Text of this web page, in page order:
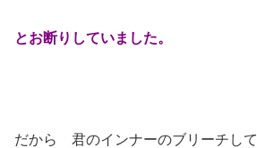
とお断りしていました。
だから 君のインナーのブリーチし